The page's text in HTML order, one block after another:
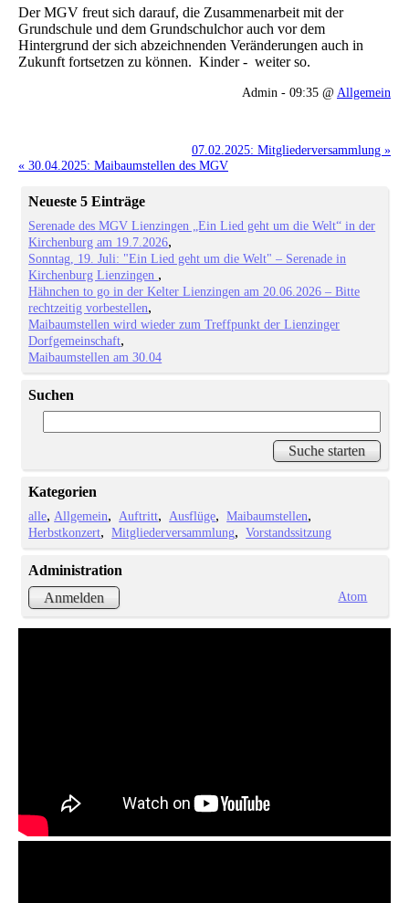
Der MGV freut sich darauf, die Zusammenarbeit mit der
Grundschule und dem Grundschulchor auch vor dem
Hintergrund der sich abzeichnenden Veränderungen auch in
Zukunft fortsetzen zu können. Kinder - weiter so.
Admin - 09:35 @ Allgemein
07.02.2025: Mitgliederversammlung »
« 30.04.2025: Maibaumstellen des MGV
Neueste 5 Einträge
Serenade des MGV Lienzingen „Ein Lied geht um die Welt“ in der
Kirchenburg am 19.7.2026
Sonntag, 19. Juli: "Ein Lied geht um die Welt" – Serenade in
Kirchenburg Lienzingen
Hähnchen to go in der Kelter Lienzingen am 20.06.2026 – Bitte
rechtzeitig vorbestellen
Maibaumstellen wird wieder zum Treffpunkt der Lienzinger
Dorfgemeinschaft
Maibaumstellen am 30.04
Suchen
Kategorien
alle Allgemein Auftritt Ausflüge
Maibaumstellen
Herbstkonzert
Mitgliederversammlung Vorstandssitzung
Administration
Anmelden
Atom